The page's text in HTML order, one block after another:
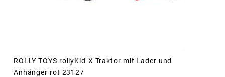
ROLLY TOYS rollyKid-X Traktor mit Lader und
Anhänger rot 23127